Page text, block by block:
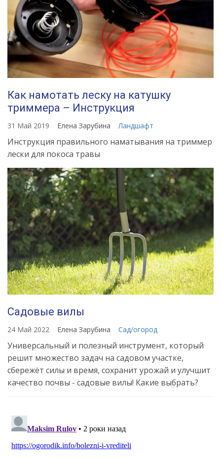
Как намотать леску на катушку
триммера – Инструкция
31 Май 2019 Елена Зарубина Ландшафт
Инструкция правильного наматывания на триммер
лески для покоса травы
Садовые вилы
24 Май 2022 Елена Зарубина Сад/огород
Универсальный и полезный инструмент, который
решит множество задач на садовом участке,
сбережёт силы и время, сохранит урожай и улучшит
качество почвы - садовые вилы! Какие выбрать?